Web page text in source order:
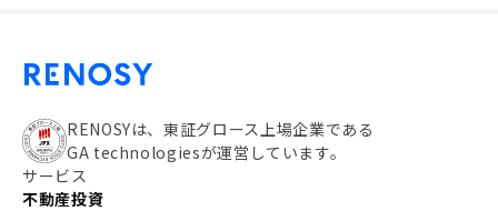
RENOSYは、東証グロース上場企業である
GA technologiesが運営しています。
サービス
不動産投資